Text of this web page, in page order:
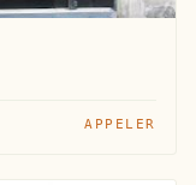
APPELER